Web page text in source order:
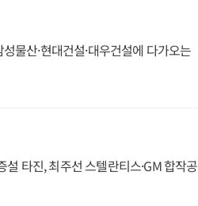
물산·현대건설·대우건설에 다가오는
타진, 최주선 스텔란티스·GM 합작공